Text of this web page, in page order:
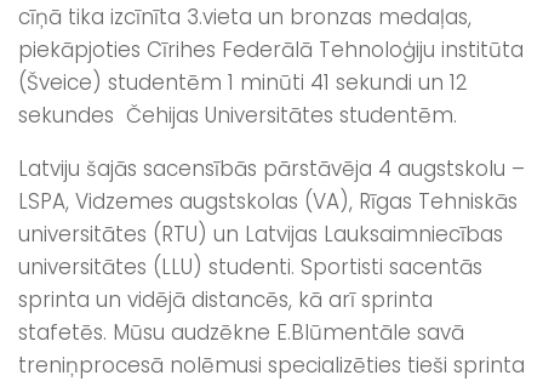
cīņā tika izcīnīta 3.vieta un bronzas medaļas,
piekāpjoties Cīrihes Federālā Tehnoloģiju institūta
(Šveice) studentēm 1 minūti 41 sekundi un 12
sekundes Čehijas Universitātes studentēm.
Latviju šajās sacensībās pārstāvēja 4 augstskolu –
LSPA, Vidzemes augstskolas (VA), Rīgas Tehniskās
universitātes (RTU) un Latvijas Lauksaimniecības
universitātes (LLU) studenti. Sportisti sacentās
sprinta un vidējā distancēs, kā arī sprinta
stafetēs. Mūsu audzēkne E.Blūmentāle savā
treniņprocesā nolēmusi specializēties tieši sprinta